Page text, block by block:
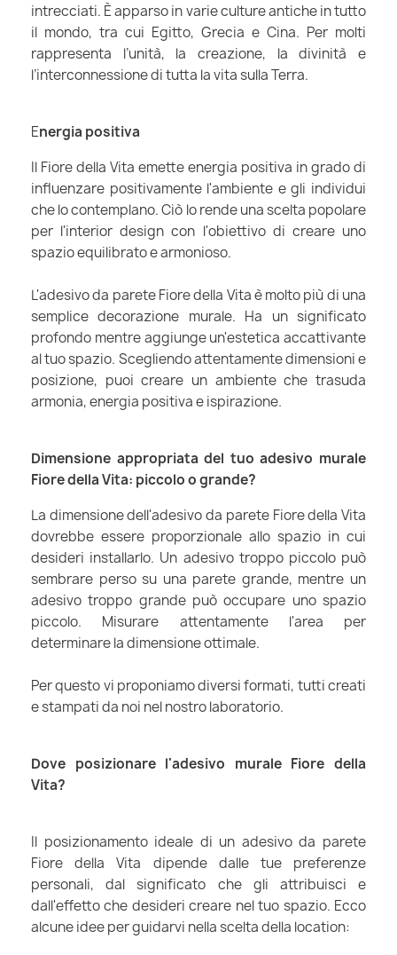
intrecciati. È apparso in varie culture antiche in tutto
il mondo, tra cui Egitto, Grecia e Cina. Per molti
rappresenta l’unità, la creazione, la divinità e
l’interconnessione di tutta la vita sulla Terra.
Energia positiva
Il Fiore della Vita emette energia positiva in grado di
influenzare positivamente l'ambiente e gli individui
che lo contemplano. Ciò lo rende una scelta popolare
per l'interior design con l'obiettivo di creare uno
spazio equilibrato e armonioso.
L'adesivo da parete Fiore della Vita è molto più di una
semplice decorazione murale. Ha un significato
profondo mentre aggiunge un'estetica accattivante
al tuo spazio. Scegliendo attentamente dimensioni e
posizione, puoi creare un ambiente che trasuda
armonia, energia positiva e ispirazione.
Dimensione appropriata del tuo adesivo murale
Fiore della Vita: piccolo o grande?
La dimensione dell'adesivo da parete Fiore della Vita
dovrebbe essere proporzionale allo spazio in cui
desideri installarlo. Un adesivo troppo piccolo può
sembrare perso su una parete grande, mentre un
adesivo troppo grande può occupare uno spazio
piccolo. Misurare attentamente l'area per
determinare la dimensione ottimale.
Per questo vi proponiamo diversi formati, tutti creati
e stampati da noi nel nostro laboratorio.
Dove posizionare l'adesivo murale Fiore della
Vita?
Il posizionamento ideale di un adesivo da parete
Fiore della Vita dipende dalle tue preferenze
personali, dal significato che gli attribuisci e
dall'effetto che desideri creare nel tuo spazio. Ecco
alcune idee per guidarvi nella scelta della location: